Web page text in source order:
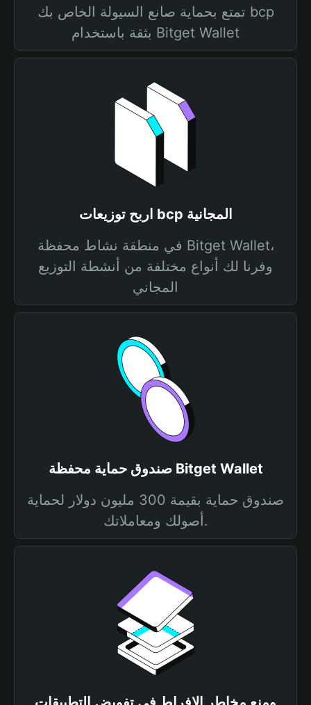
تمتع بحماية صانع السيولة الخاص بك bcp
بثقة باستخدام Bitget Wallet
اربح توزيعات bcp المجانية
في منطقة نشاط محفظة Bitget Wallet،
وفرنا لك أنواع مختلفة من أنشطة التوزيع
المجاني
صندوق حماية محفظة Bitget Wallet
صندوق حماية بقيمة 300 مليون دولار لحماية
أصولك ومعاملاتك.